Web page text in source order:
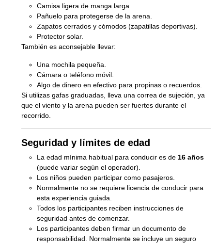
Camisa ligera de manga larga.
Pañuelo para protegerse de la arena.
Zapatos cerrados y cómodos (zapatillas deportivas).
Protector solar.
También es aconsejable llevar:
Una mochila pequeña.
Cámara o teléfono móvil.
Algo de dinero en efectivo para propinas o recuerdos.
Si utilizas gafas graduadas, lleva una correa de sujeción, ya
que el viento y la arena pueden ser fuertes durante el
recorrido.
Seguridad y límites de edad
La edad mínima habitual para conducir es de 16 años
(puede variar según el operador).
Los niños pueden participar como pasajeros.
Normalmente no se requiere licencia de conducir para
esta experiencia guiada.
Todos los participantes reciben instrucciones de
seguridad antes de comenzar.
Los participantes deben firmar un documento de
responsabilidad. Normalmente se incluye un seguro